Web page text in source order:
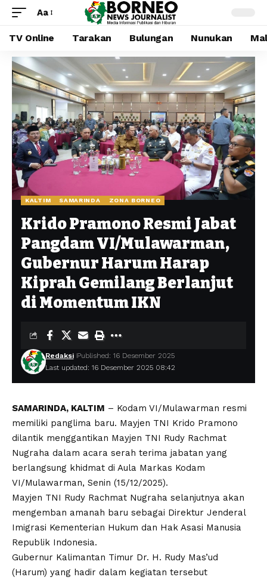
Aa
TV Online Tarakan Bulungan Nunukan
KALTIM SAMARINDA ZONA BORNEO
Krido Pramono Resmi Jabat
Pangdam VI/Mulawarman,
Gubernur Harum Harap
Kiprah Gemilang Berlanjut
di Momentum IKN
Last updated: 16 Desember 2025 08:42
Redaksi Published: 16 Desember 2025
SAMARINDA, KALTIM – Kodam VI/Mulawarman resmi
memiliki panglima baru. Mayjen TNI Krido Pramono
dilantik menggantikan Mayjen TNI Rudy Rachmat
Nugraha dalam acara serah terima jabatan yang
berlangsung khidmat di Aula Markas Kodam
VI/Mulawarman, Senin (15/12/2025).
Mayjen TNI Rudy Rachmat Nugraha selanjutnya akan
mengemban amanah baru sebagai Direktur Jenderal
Imigrasi Kementerian Hukum dan Hak Asasi Manusia
Republik Indonesia.
Gubernur Kalimantan Timur Dr. H. Rudy Mas’ud
(Harum) yang hadir dalam kegiatan tersebut